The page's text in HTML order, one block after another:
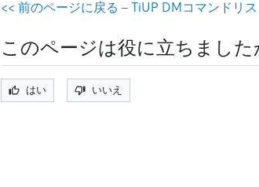
<< 前のページに戻る - TiUP DMコマンドリス
このページは役に立ちました
はい いいえ